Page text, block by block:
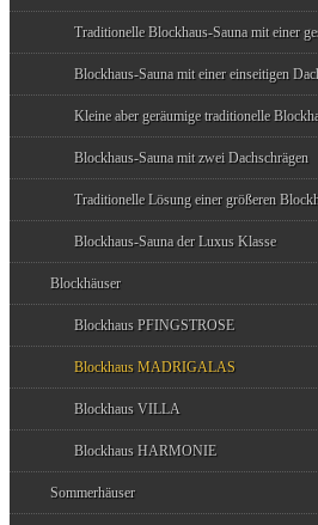
Traditionelle Blockhaus-Sauna mit einer
Blockhaus-Sauna mit einer einseitigen
Kleine aber geräumige traditionelle
Blockhaus-Sauna mit zwei Dachschrägen
Traditionelle Lösung einer größeren
Blockhaus-Sauna der Luxus Klasse
Blockhäuser
Blockhaus PFINGSTROSE
Blockhaus MADRIGALAS
Blockhaus VILLA
Blockhaus HARMONIE
Sommerhäuser